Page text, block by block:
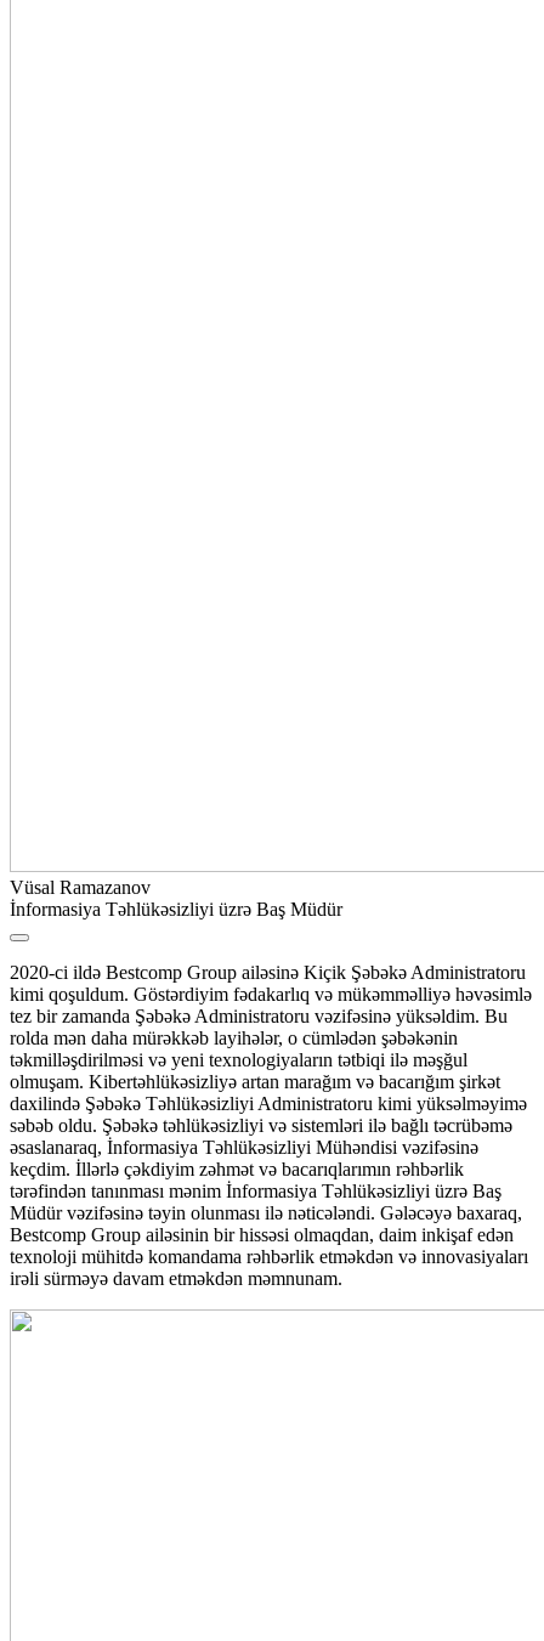
Vüsal Ramazanov
İnformasiya Təhlükəsizliyi üzrə Baş Müdür
2020-ci ildə Bestcomp Group ailəsinə Kiçik Şəbəkə Administratoru
kimi qoşuldum. Göstərdiyim fədakarlıq və mükəmməlliyə həvəsimlə
tez bir zamanda Şəbəkə Administratoru vəzifəsinə yüksəldim. Bu
rolda mən daha mürəkkəb layihələr, o cümlədən şəbəkənin
təkmilləşdirilməsi və yeni texnologiyaların tətbiqi ilə məşğul
olmuşam. Kibertəhlükəsizliyə artan marağım və bacarığım şirkət
daxilində Şəbəkə Təhlükəsizliyi Administratoru kimi yüksəlməyimə
səbəb oldu. Şəbəkə təhlükəsizliyi və sistemləri ilə bağlı təcrübəmə
əsaslanaraq, İnformasiya Təhlükəsizliyi Mühəndisi vəzifəsinə
keçdim. İllərlə çəkdiyim zəhmət və bacarıqlarımın rəhbərlik
tərəfindən tanınması mənim İnformasiya Təhlükəsizliyi üzrə Baş
Müdür vəzifəsinə təyin olunması ilə nəticələndi. Gələcəyə baxaraq,
Bestcomp Group ailəsinin bir hissəsi olmaqdan, daim inkişaf edən
texnoloji mühitdə komandama rəhbərlik etməkdən və innovasiyaları
irəli sürməyə davam etməkdən məmnunam.